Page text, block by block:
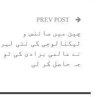
چین میں سائنس و
ٹیکنالوجی کی نئی لہر
نے عالمی برادی کی تو
جہ حاصل کر لی